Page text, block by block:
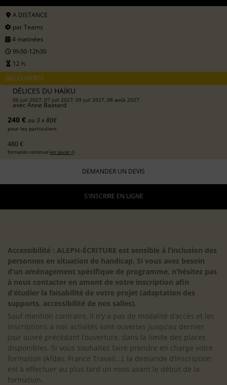
A DISTANCE
par Teams
4 matinées
9h30-12h30
12 h.
DÉCOUVERTE
DÉLICES DU HAÏKU
06 juil 2027, 07 juil 2027, 09 juil 2027, 08 août 2027
avec Anne Baatard
240 € ou 3 x 80€
pour les particuliers
480 €
formation continue (en savoir +)
DEMANDER UN DEVIS
S'INSCRIRE EN LIGNE
Accessibilité : ALEPH-ÉCRITURE est sensible à l’inclusion des
personnes en situation de handicap. Si vous avez besoin
d’un aménagement spécifique de programme, n’hésitez pas
à nous contacter en amont de votre inscription afin
d’étudier la faisabilité de votre projet (adaptation des
supports, accessibilité de nos salles).
Sauf mention contraire, il n’y a pas de modalité d’accès et les
inscriptions à nos activités sont ouvertes jusqu’au dernier
jour ouvré précédant l’ouverture, dans la limite des places
disponibles. Si vous souhaitez faire prendre en charge votre
formation (Afdas, France Travail…), la demande d’inscription
est à effectuer au plus tard un mois avant le début de la
formation.